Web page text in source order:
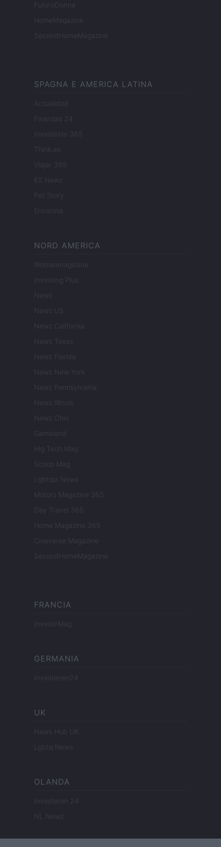
FuturoDonna
HomeMagazine
SecondHomeMagazine
SPAGNA E AMERICA LATINA
Actualidad
Finanzas 24
Investindo 365
Think.es
Viajar 365
ES Newz
Pet Story
Encocina
NORD AMERICA
Womanmagazine
Investing Plus
Newz
Newz US
Newz California
Newz Texas
Newz Florida
Newz New York
Newz Pennsylvania
Newz Illinois
Newz Ohio
Gameland
Hig Tech Mag
Scoop Mag
Lgbtqia News
Motors Magazine 365
Day Travel 365
Home Magazine 365
Cineverse Magazine
SecondHomeMagazine
FRANCIA
InvestirMag
GERMANIA
Investieren24
UK
News Hub UK
Lgbtq News
OLANDA
Investeren 24
NL Newz